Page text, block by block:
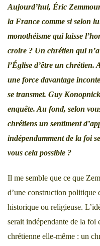
Aujourd’hui, Éric
la France comme si selon
monothéisme qui laisse
croire ? Un chrétien qui
l’Église d’être un chrétien.
une force davantage
se transmet. Guy
enquête. Au fond, selon
chrétiens un sentiment
indépendamment de la foi
vous cela possible ?
Il me semble que ce que
d’une construction politique
historique ou religieuse.
serait indépendante de la foi
chrétienne elle-même : un